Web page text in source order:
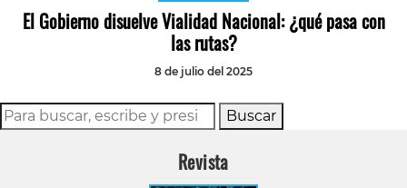
El Gobierno disuelve Vialidad Nacional: ¿qué pasa con
las rutas?
8 de julio del 2025
Buscar
Revista